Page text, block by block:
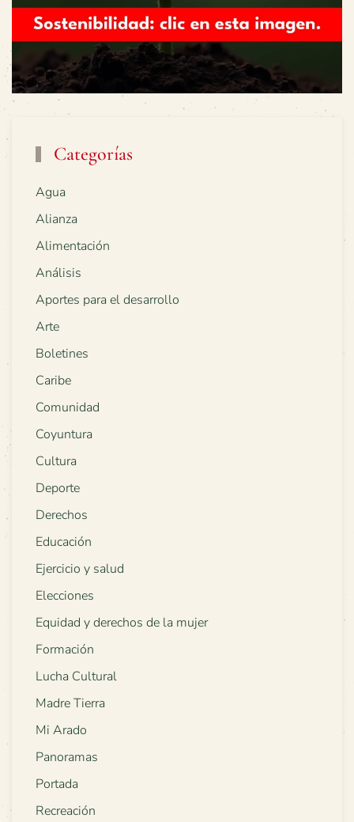
Categorías
Agua
Alianza
Alimentación
Análisis
Aportes para el desarrollo
Arte
Boletines
Caribe
Comunidad
Coyuntura
Cultura
Deporte
Derechos
Educación
Ejercicio y salud
Elecciones
Equidad y derechos de la mujer
Formación
Lucha Cultural
Madre Tierra
Mi Arado
Panoramas
Portada
Recreación